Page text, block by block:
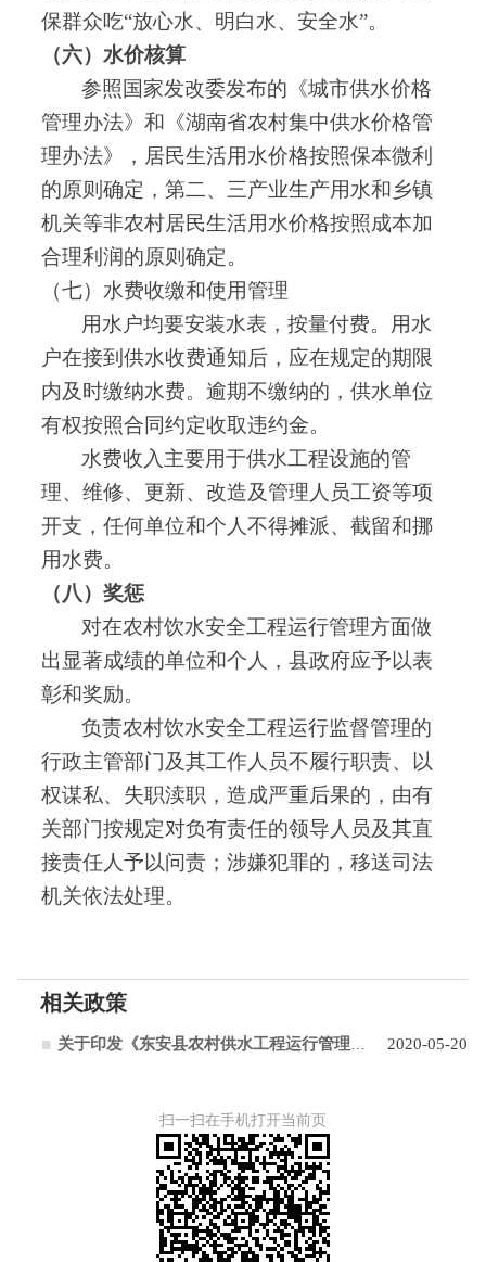
保群众吃“放心水、明白水、安全水”。
（六）水价核算
参照国家发改委发布的《城市供水价格
管理办法》和《湖南省农村集中供水价格管
理办法》
， 居民生活用水价格按照保本微利
的原则确定 ， 第二、三产业生产用水和乡镇
机关等非农村居民生活用水价格按照成本加
合理利润的原则确定。
（七）水费收缴和使用管理
用水户均要安装水表 ，按量付费。 用水
户在接到供水收费通知后， 应在规定的期限
内及时缴纳水费。 逾期不缴纳的 ， 供水单位
有权按照合同约定收取违约金。
水费收入主要用于供水工程设施的管
理、维修、更新、改造及管理人员工资等项
开支 ， 任何单位和个人不得摊派、截留和挪
用水费。
（八）奖惩
对在农村饮水安全工程运行管理方面做
出显著成绩的单位和个人 ， 县政府应予以表
彰和奖励。
负责农村饮水安全工程运行监督管理的
行政主管部门及其工作人员不履行职责、以
权谋私、失职渎职 ， 造成严重后果的 ， 由有
关部门按规定对负有责任的领导人员及其直
接责任人予以问责； 涉嫌犯罪的 ， 移送司法
机关依法处理。
相关政策
关于印发《东安县农村供水工程运行管理暂行办法》的通知 2020-05-20
扫一扫在手机打开当前页